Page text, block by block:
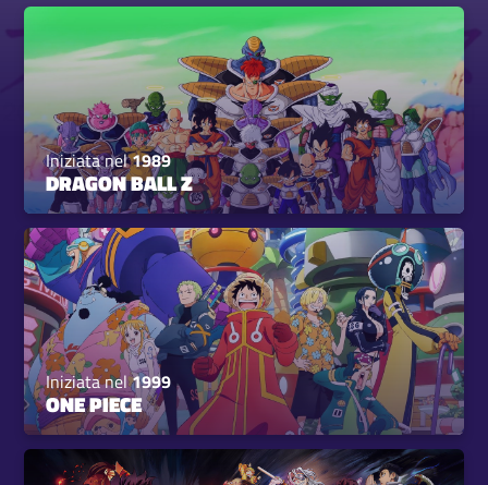
Iniziata nel1989
DRAGON BALL Z
Iniziata nel1999
ONE PIECE